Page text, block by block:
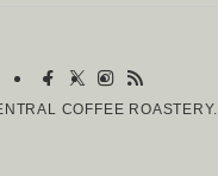
COFFEE ROASTERY.